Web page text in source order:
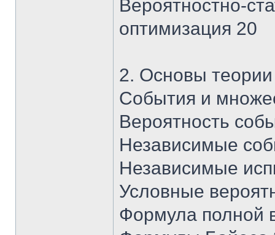
Вероятностно-
оптимизация 20
2. Основы
События и
Вероятность
Независимые
Независимые
Условные
Формула полной